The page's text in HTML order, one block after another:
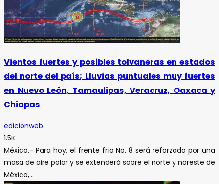
Vientos fuertes y posibles tolvaneras en estados
del norte del país; Lluvias puntuales muy fuertes
en Nuevo León, Tamaulipas, Veracruz, Oaxaca y
Chiapas
edicionweb
1.5K
México.- Para hoy, el frente frío No. 8 será reforzado por una
masa de aire polar y se extenderá sobre el norte y noreste de
México,...